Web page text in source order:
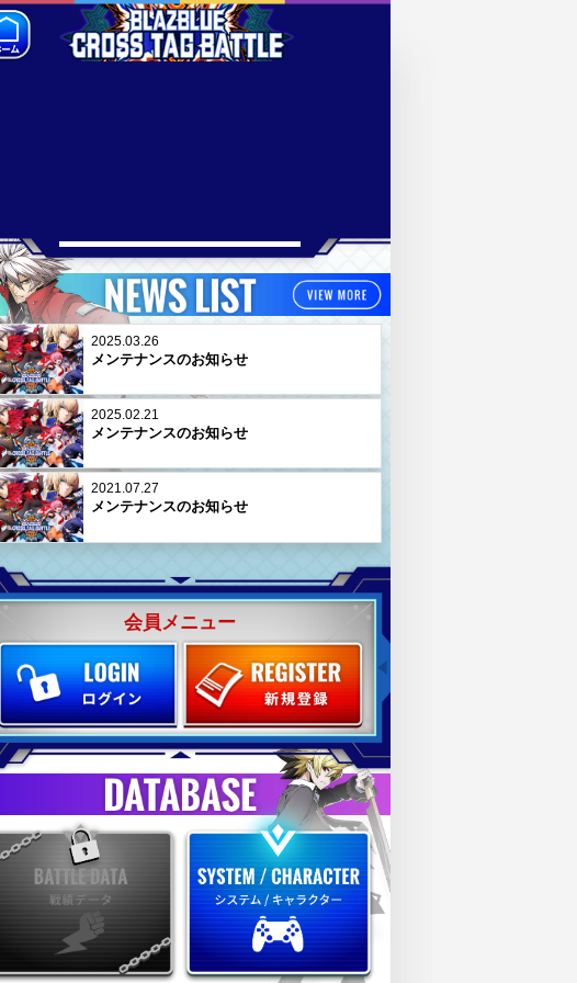
2025.03.26
メンテナンスのお知らせ
2025.02.21
メンテナンスのお知らせ
2021.07.27
メンテナンスのお知らせ
会員メニュー